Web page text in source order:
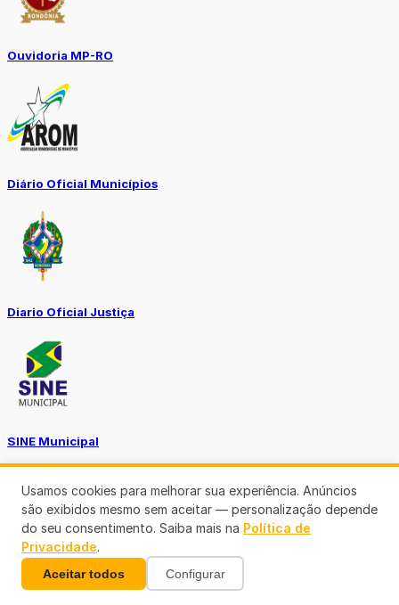
Ouvidoria MP-RO
Diário Oficial Municípios
Diario Oficial Justiça
SINE Municipal
Transparência Porto Velho
Usamos cookies para melhorar sua experiência. Anúncios
são exibidos mesmo sem aceitar — personalização depende
do seu consentimento. Saiba mais na Política de
Privacidade.
Aceitar todos Configurar